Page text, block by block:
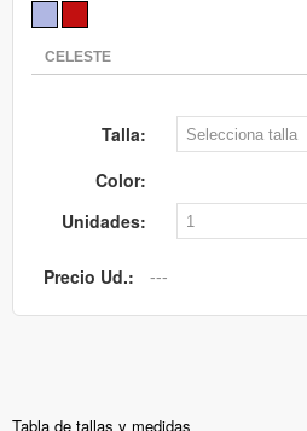
Talla:
Color:
Unidades:
Precio Ud.:
Tabla de tallas y medidas